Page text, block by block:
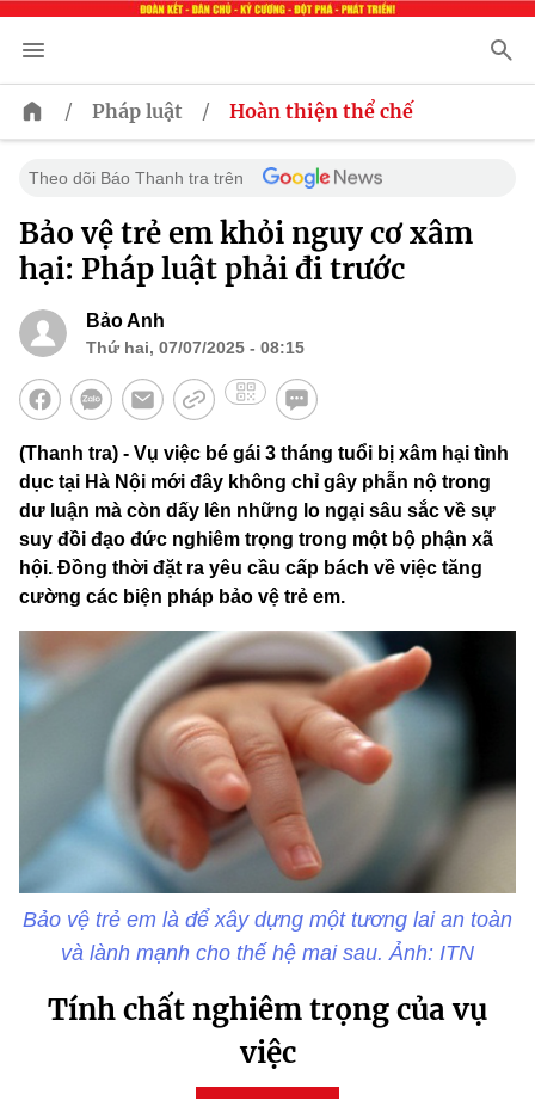
/ Pháp luật / Hoàn thiện thể chế
Theo dõi Báo Thanh tra trên
Bảo vệ trẻ em khỏi nguy cơ xâm
hại: Pháp luật phải đi trước
Bảo Anh
Thứ hai, 07/07/2025 - 08:15
(Thanh tra) - Vụ việc bé gái 3 tháng tuổi bị xâm hại tình
dục tại Hà Nội mới đây không chỉ gây phẫn nộ trong
dư luận mà còn dấy lên những lo ngại sâu sắc về sự
suy đồi đạo đức nghiêm trọng trong một bộ phận xã
hội. Đồng thời đặt ra yêu cầu cấp bách về việc tăng
cường các biện pháp bảo vệ trẻ em.
Bảo vệ trẻ em là để xây dựng một tương lai an toàn
và lành mạnh cho thế hệ mai sau. Ảnh: ITN
Tính chất nghiêm trọng của vụ
việc